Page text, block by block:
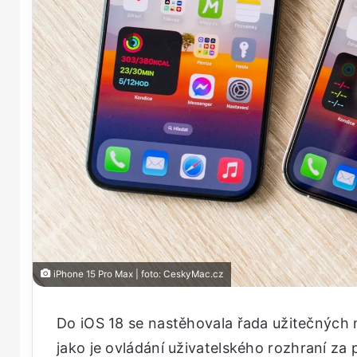
iPhone 15 Pro Max | foto: CeskyMac.cz
Do iOS 18 se nastěhovala řada
jako je ovládání uživatelského rozhraní za